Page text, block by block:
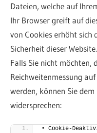
Dateien, welche auf
Ihr Browser greift auf
von Cookies erhöht sich
Sicherheit dieser Website.
Falls Sie nicht möchten,
Reichweitenmessung
werden, können Sie
widersprechen:
• Cookie-